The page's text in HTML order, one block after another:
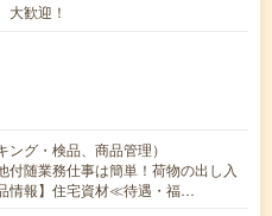
大歓迎！
グ・検品、商品管理）
付随業務仕事は簡単！荷物の出し入
情報】住宅資材≪待遇・福…